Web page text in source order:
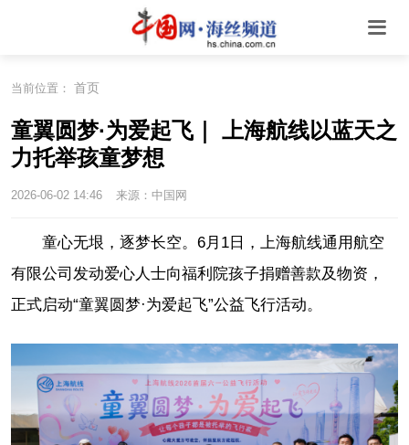
当前位置： 首页
童翼圆梦·为爱起飞｜ 上海航线以蓝天之
力托举孩童梦想
2026-06-02 14:46 来源：中国网
童心无垠，逐梦长空。6月1日，上海航线通用航空
有限公司发动爱心人士向福利院孩子捐赠善款及物资，
正式启动“童翼圆梦·为爱起飞”公益飞行活动。